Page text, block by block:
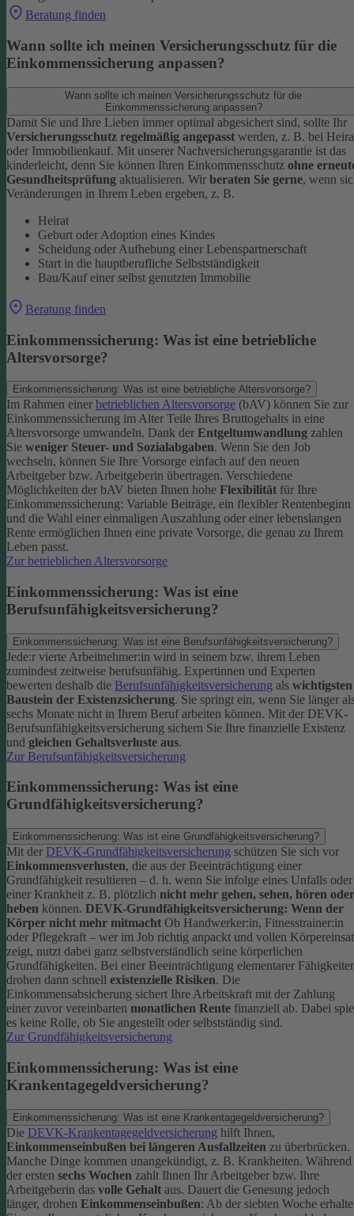
Beratung finden
Wann sollte ich meinen Versicherungsschutz für die
Einkommenssicherung anpassen?
Wann sollte ich meinen Versicherungsschutz für die
Einkommenssicherung anpassen?
Damit Sie und Ihre Lieben immer optimal abgesichert sind, sollte Ihr
Versicherungsschutz regelmäßig angepasst werden, z. B. bei
oder Immobilienkauf. Mit unserer Nachversicherungsgarantie ist das
kinderleicht, denn Sie können Ihren Einkommensschutz ohne
Gesundheitsprüfung aktualisieren. Wir beraten Sie gerne, wenn
Veränderungen in Ihrem Leben ergeben, z. B.
Heirat
Geburt oder Adoption eines Kindes
Scheidung oder Aufhebung einer Lebenspartnerschaft
Start in die hauptberufliche Selbstständigkeit
Bau/Kauf einer selbst genutzten Immobilie
Beratung finden
Einkommenssicherung: Was ist eine betriebliche
Altersvorsorge?
Einkommenssicherung: Was ist eine betriebliche Altersvorsorge?
Im Rahmen einer betrieblichen Altersvorsorge (bAV) können Sie zur
Einkommenssicherung im Alter Teile Ihres Bruttogehalts in eine
Altersvorsorge umwandeln. Dank der Entgeltumwandlung zahlen
Sie weniger Steuer- und Sozialabgaben. Wenn Sie den Job
wechseln, können Sie Ihre Vorsorge einfach auf den neuen
Arbeitgeber bzw. Arbeitgeberin übertragen. Verschiedene
Möglichkeiten der bAV bieten Ihnen hohe Flexibilität für Ihre
Einkommenssicherung: Variable Beiträge, ein flexibler Rentenbeginn
und die Wahl einer einmaligen Auszahlung oder einer lebenslangen
Rente ermöglichen Ihnen eine private Vorsorge, die genau zu Ihrem
Leben passt.
Zur betrieblichen Altersvorsorge
Einkommenssicherung: Was ist eine
Berufsunfähigkeitsversicherung?
Einkommenssicherung: Was ist eine Berufsunfähigkeitsversicherung?
Jede:r vierte Arbeitnehmer:in wird in seinem bzw. ihrem Leben
zumindest zeitweise berufsunfähig. Expertinnen und Experten
bewerten deshalb die Berufsunfähigkeitsversicherung als wichtigsten
Baustein der Existenzsicherung. Sie springt ein, wenn Sie länger
sechs Monate nicht in Ihrem Beruf arbeiten können. Mit der DEVK-
Berufsunfähigkeitsversicherung sichern Sie Ihre finanzielle Existenz
und gleichen Gehaltsverluste aus.
Zur Berufsunfähigkeitsversicherung
Einkommenssicherung: Was ist eine
Grundfähigkeitsversicherung?
Einkommenssicherung: Was ist eine Grundfähigkeitsversicherung?
Mit der DEVK-Grundfähigkeitsversicherung schützen Sie sich vor
Einkommensverlusten, die aus der Beeinträchtigung einer
Grundfähigkeit resultieren – d. h. wenn Sie infolge eines Unfalls oder
einer Krankheit z. B. plötzlich nicht mehr gehen, sehen, hören oder
heben können. DEVK-Grundfähigkeitsversicherung: Wenn der
Körper nicht mehr mitmacht Ob Handwerker:in, Fitnesstrainer:in
oder Pflegekraft – wer im Job richtig anpackt und vollen
zeigt, nutzt dabei ganz selbstverständlich seine körperlichen
Grundfähigkeiten. Bei einer Beeinträchtigung elementarer
drohen dann schnell existenzielle Risiken. Die
Einkommensabsicherung sichert Ihre Arbeitskraft mit der Zahlung
einer zuvor vereinbarten monatlichen Rente finanziell ab. Dabei
es keine Rolle, ob Sie angestellt oder selbstständig sind.
Zur Grundfähigkeitsversicherung
Einkommenssicherung: Was ist eine
Krankentagegeldversicherung?
Einkommenssicherung: Was ist eine Krankentagegeldversicherung?
Die DEVK-Krankentagegeldversicherung hilft Ihnen,
Einkommenseinbußen bei längeren Ausfallzeiten zu überbrücken.
Manche Dinge kommen unangekündigt, z. B. Krankheiten. Während
der ersten sechs Wochen zahlt Ihnen Ihr Arbeitgeber bzw. Ihre
Arbeitgeberin das volle Gehalt aus. Dauert die Genesung jedoch
länger, drohen Einkommenseinbußen: Ab der siebten Woche